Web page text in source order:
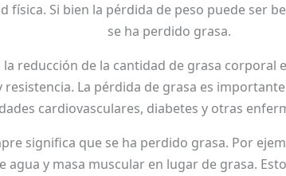
Si bien la pérdida de peso puede ser
se ha perdido grasa.
reducción de la cantidad de grasa
resistencia. La pérdida de grasa es
cardiovasculares, diabetes y otras
significa que se ha perdido grasa. Por
y masa muscular en lugar de grasa.